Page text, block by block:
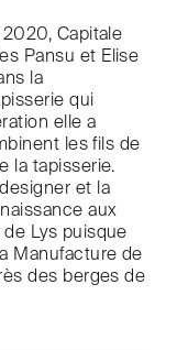
Capitale
Pansu et Elise
la
qui
elle a
les fils de
la tapisserie.
et la
aux
de Lys puisque
Manufacture de
des berges de